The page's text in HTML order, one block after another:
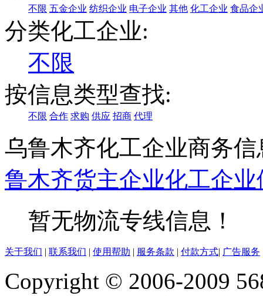
不限 五金企业 纺织企业 电子企业 其他 化工企业 食品企
分类化工企业:
不限
按信息类型查找:
不限 合作 求购 供应 招商 代理
乌鲁木齐化工企业商务信
鲁木齐货主企业化工企业
暂无物流专线信息！
关于我们 | 联系我们 | 使用帮助 | 服务条款 | 付款方式| 广告服务
Copyright © 2006-2009